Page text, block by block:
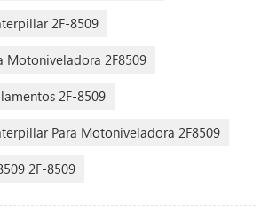
2F-8509
Motoniveladora 2F8509
2F-8509
Para Motoniveladora 2F8509
2F-8509